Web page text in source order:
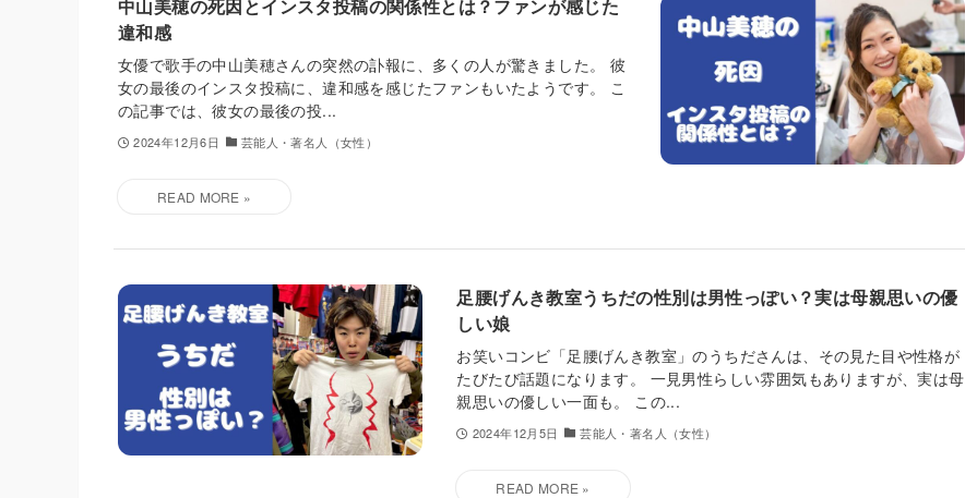
中山美穂の死因とインスタ投稿の関係性とは？ファンが感じた
違和感
女優で歌手の中山美穂さんの突然の訃報に、多くの人が驚きました。 彼
女の最後のインスタ投稿に、違和感を感じたファンもいたようです。 こ
の記事では、彼女の最後の投...
2024年12月6日 芸能人・著名人（女性）
足腰げんき教室うちだの性別は男性っぽい？実は母親思いの優
しい娘
お笑いコンビ「足腰げんき教室」のうちださんは、その見た目や性格が
たびたび話題になります。 一見男性らしい雰囲気もありますが、実は母
親思いの優しい一面も。 この...
2024年12月5日 芸能人・著名人（女性）